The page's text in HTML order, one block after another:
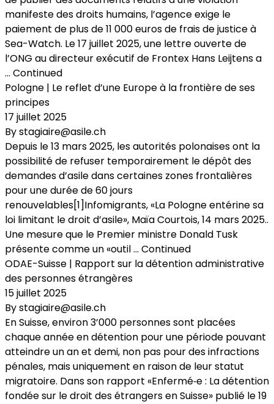
manifeste des droits humains, l’agence exige le
paiement de plus de 11 000 euros de frais de justice à
Sea-Watch. Le 17 juillet 2025, une lettre ouverte de
l’ONG au directeur exécutif de Frontex Hans Leijtens a
… Continued
Pologne | Le reflet d’une Europe à la frontière de ses
principes
17 juillet 2025
Bystagiaire@asile.ch
Depuis le 13 mars 2025, les autorités polonaises ont la
possibilité de refuser temporairement le dépôt des
demandes d’asile dans certaines zones frontalières
pour une durée de 60 jours
renouvelables[1]Infomigrants, «La Pologne entérine sa
loi limitant le droit d’asile», Maïa Courtois, 14 mars 2025..
Une mesure que le Premier ministre Donald Tusk
présente comme un «outil … Continued
ODAE-Suisse | Rapport sur la détention administrative
des personnes étrangères
15 juillet 2025
Bystagiaire@asile.ch
En Suisse, environ 3’000 personnes sont placées
chaque année en détention pour une période pouvant
atteindre un an et demi, non pas pour des infractions
pénales, mais uniquement en raison de leur statut
migratoire. Dans son rapport «Enfermé‑e : La détention
fondée sur le droit des étrangers en Suisse» publié le 19